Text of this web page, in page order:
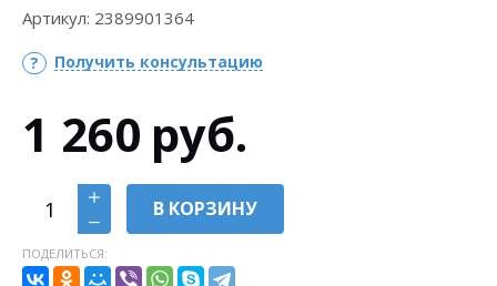
Артикул: 2389901364
Получить консультацию
1 260 руб.
В КОРЗИНУ
ПОДЕЛИТЬСЯ: